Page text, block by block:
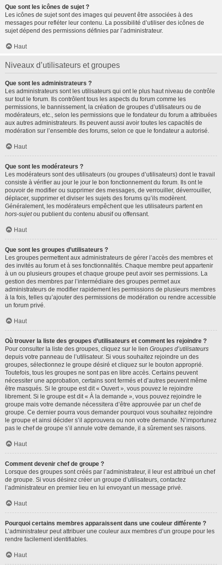
Que sont les icônes de sujet ?
Les icônes de sujet sont des images qui peuvent être associées à des
messages pour refléter leur contenu. La possibilité d’utiliser des icônes de
sujet dépend des permissions définies par l’administrateur.
Haut
Niveaux d’utilisateurs et groupes
Que sont les administrateurs ?
Les administrateurs sont les utilisateurs qui ont le plus haut niveau de contrôle
sur tout le forum. Ils contrôlent tous les aspects du forum comme les
permissions, le bannissement, la création de groupes d’utilisateurs ou de
modérateurs, etc., selon les permissions que le fondateur du forum a attribuées
aux autres administrateurs. Ils peuvent aussi avoir toutes les capacités de
modération sur l’ensemble des forums, selon ce que le fondateur a autorisé.
Haut
Que sont les modérateurs ?
Les modérateurs sont des utilisateurs (ou groupes d’utilisateurs) dont le travail
consiste à vérifier au jour le jour le bon fonctionnement du forum. Ils ont le
pouvoir de modifier ou supprimer des messages, de verrouiller, déverrouiller,
déplacer, supprimer et diviser les sujets des forums qu’ils modèrent.
Généralement, les modérateurs empêchent que les utilisateurs partent en
hors-sujetou publient du contenu abusif ou offensant.
Haut
Que sont les groupes d’utilisateurs ?
Les groupes permettent aux administrateurs de gérer l’accès des membres et
des invités au forum et à ses fonctionnalités. Chaque membre peut appartenir
à un ou plusieurs groupes et chaque groupe peut avoir ses permissions. La
gestion des membres par l’intermédiaire des groupes permet aux
administrateurs de modifier rapidement les permissions de plusieurs membres
à la fois, telles qu’ajouter des permissions de modération ou rendre accessible
un forum privé.
Haut
Où trouver la liste des groupes d’utilisateurs et comment les rejoindre ?
Pour consulter la liste des groupes, cliquez sur le lien Groupes d’utilisateurs
depuis votre panneau de l’utilisateur. Si vous souhaitez rejoindre un des
groupes, sélectionnez le groupe désiré et cliquez sur le bouton approprié.
Toutefois, tous les groupes ne sont pas en libre accès. Certains peuvent
nécessiter une approbation, certains sont fermés et d’autres peuvent même
être masqués. Si le groupe est dit « Ouvert », vous pouvez le rejoindre
librement. Si le groupe est dit « À la demande », vous pouvez rejoindre le
groupe mais votre demande nécessitera d’être approuvée par un chef de
groupe. Ce dernier pourra vous demander pourquoi vous souhaitez rejoindre
le groupe et ainsi décider s’il approuvera ou non votre demande. N’importunez
pas le chef de groupe s’il annule votre demande, il a sûrement ses raisons.
Haut
Comment devenir chef de groupe ?
Lorsque des groupes sont créés par l’administrateur, il leur est attribué un chef
de groupe. Si vous désirez créer un groupe d’utilisateurs, contactez
l’administrateur en premier lieu en lui envoyant un message privé.
Haut
Pourquoi certains membres apparaissent dans une couleur différente ?
L’administrateur peut attribuer une couleur aux membres d’un groupe pour les
rendre facilement identifiables.
Haut